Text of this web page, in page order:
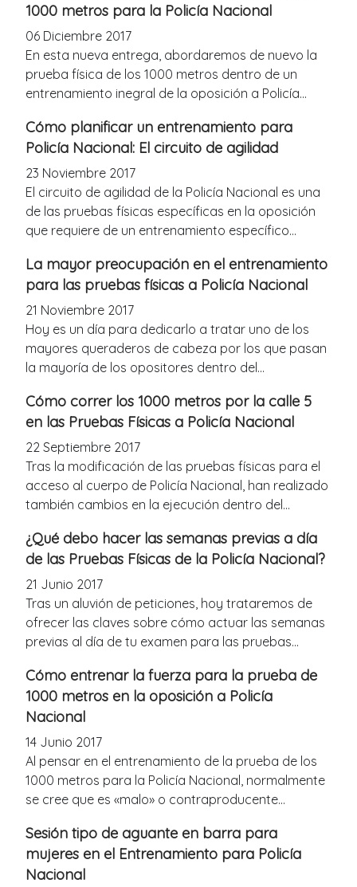
1000 metros para la Policía Nacional
06 Diciembre 2017
En esta nueva entrega, abordaremos de nuevo la
prueba física de los 1000 metros dentro de un
entrenamiento inegral de la oposición a Policía...
Cómo planificar un entrenamiento para
Policía Nacional: El circuito de agilidad
23 Noviembre 2017
El circuito de agilidad de la Policía Nacional es una
de las pruebas físicas específicas en la oposición
que requiere de un entrenamiento específico...
La mayor preocupación en el entrenamiento
para las pruebas físicas a Policía Nacional
21 Noviembre 2017
Hoy es un día para dedicarlo a tratar uno de los
mayores queraderos de cabeza por los que pasan
la mayoría de los opositores dentro del...
Cómo correr los 1000 metros por la calle 5
en las Pruebas Físicas a Policía Nacional
22 Septiembre 2017
Tras la modificación de las pruebas físicas para el
acceso al cuerpo de Policía Nacional, han realizado
también cambios en la ejecución dentro del...
¿Qué debo hacer las semanas previas a día
de las Pruebas Físicas de la Policía Nacional?
21 Junio 2017
Tras un aluvión de peticiones, hoy trataremos de
ofrecer las claves sobre cómo actuar las semanas
previas al día de tu examen para las pruebas...
Cómo entrenar la fuerza para la prueba de
1000 metros en la oposición a Policía
Nacional
14 Junio 2017
Al pensar en el entrenamiento de la prueba de los
1000 metros para la Policía Nacional, normalmente
se cree que es «malo» o contraproducente...
Sesión tipo de aguante en barra para
mujeres en el Entrenamiento para Policía
Nacional